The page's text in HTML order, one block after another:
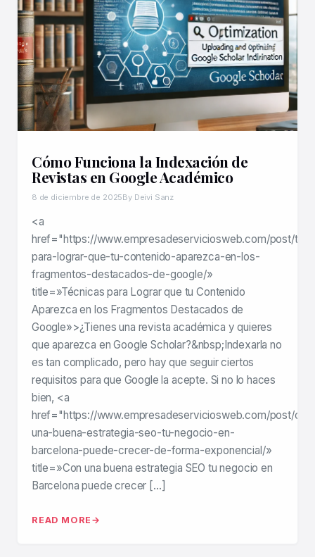
Cómo Funciona la Indexación de
Revistas en Google Académico
8 de diciembre de 2025By Deivi Sanz
<a
href="https://www.empresadeserviciosweb.com/post/
para-lograr-que-tu-contenido-aparezca-en-los-
fragmentos-destacados-de-google/»
title=»Técnicas para Lograr que tu Contenido
Aparezca en los Fragmentos Destacados de
Google»>¿Tienes una revista académica y quieres
que aparezca en Google Scholar?&nbsp;Indexarla no
es tan complicado, pero hay que seguir ciertos
requisitos para que Google la acepte. Si no lo haces
bien, <a
href="https://www.empresadeserviciosweb.com/post/
una-buena-estrategia-seo-tu-negocio-en-
barcelona-puede-crecer-de-forma-exponencial/»
title=»Con una buena estrategia SEO tu negocio en
Barcelona puede crecer […]
READ MORE